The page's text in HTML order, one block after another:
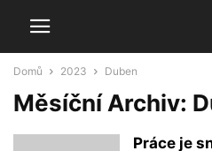
Domů 2023 Duben
Měsíční Archiv:
Práce je